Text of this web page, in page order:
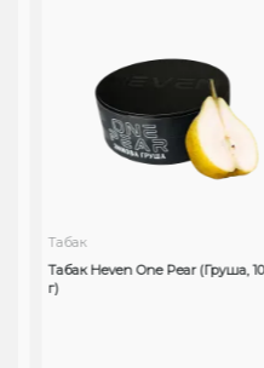
Табак
Табак Heven One Pear (Груша, 100
г)